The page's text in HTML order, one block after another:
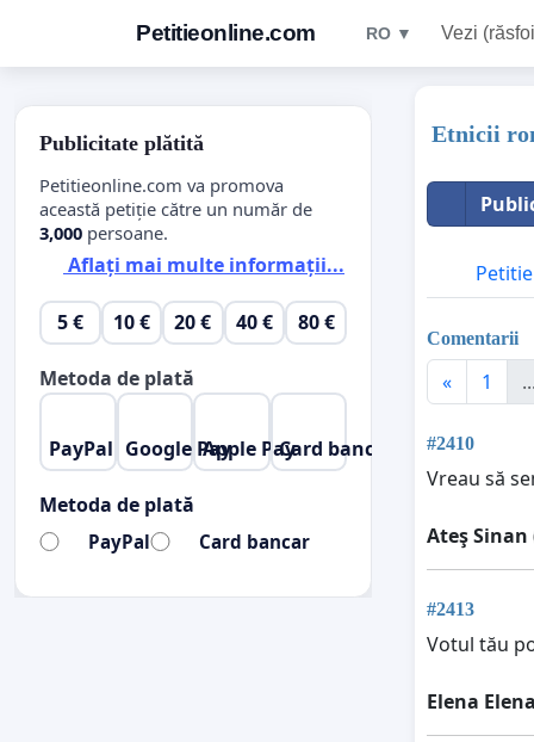
Petitieonline.com RO ▼ Vezi
Etnicii
Petitie
Comentarii
« 1 ...
#2410
Vreau să
Ateş Sinan
#2413
Votul tău
Elena Elena
Publicitate plătită
Petitieonline.com va promova
această petiție către un număr de
3,000 persoane.
Aflați mai multe informații...
5 € 10 € 20 € 40 € 80 €
Metoda de plată
PayPal Google PayApple PayCard bancar
Metoda de plată
PayPal Card bancar